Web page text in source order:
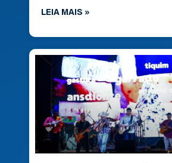
LEIA MAIS »